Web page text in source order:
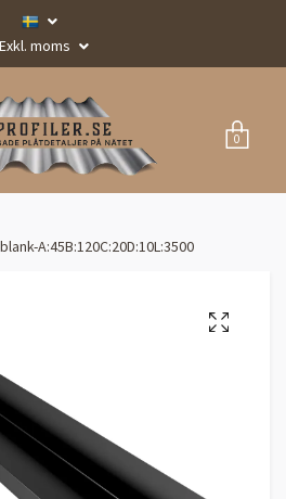
Exkl. moms
0
A:45B:120C:20D:10L:3500